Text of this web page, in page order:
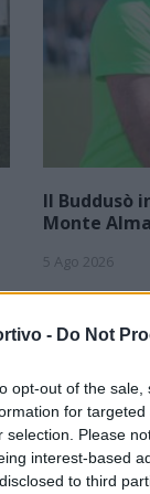
- Do Not
opt-out of the
for
selection. Please
interest-based
to third
Il Buddusò
Monte
5 Ago 2026
Con l'apertura
squadre di